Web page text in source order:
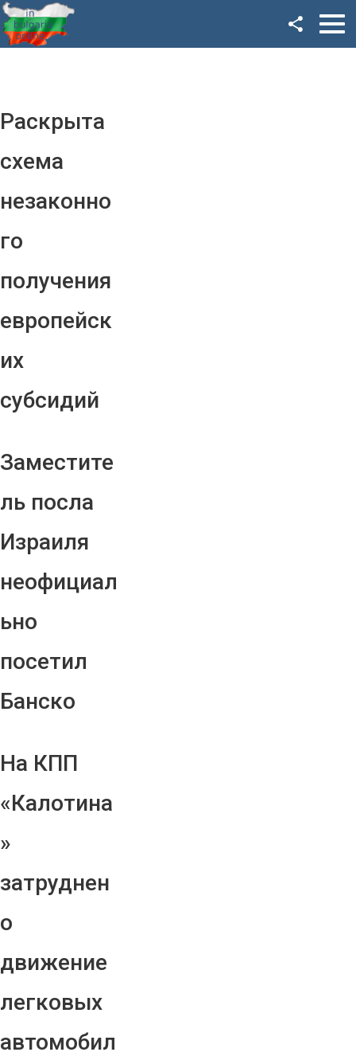
Раскрыта
схема
незаконно
го
получения
европейск
их
субсидий
Заместите
ль посла
Израиля
неофициал
ьно
посетил
Банско
На КПП
«Калотина
»
затруднен
о
движение
легковых
автомобил